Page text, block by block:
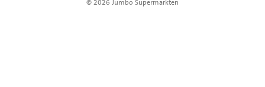
© 2026 Jumbo Supermarkten